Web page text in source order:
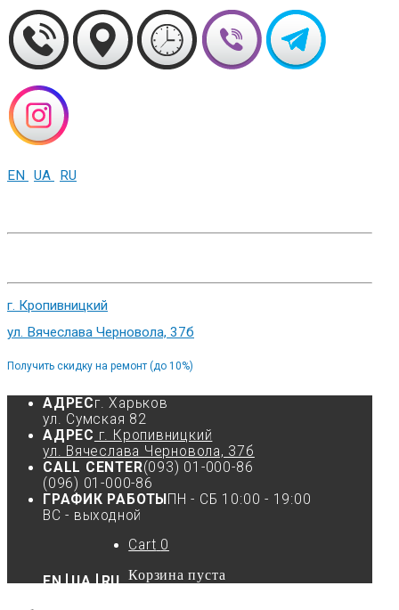
EN UA RU
г. Кропивницкий
ул. Вячеслава Черновола, 37б
Получить скидку на ремонт (до 10%)
АДРЕСг. Харьков
ул. Сумская 82
АДРЕС г. Кропивницкий
ул. Вячеслава Черновола, 37б
CALL CENTER(093) 01-000-86
(096) 01-000-86
ГРАФИК РАБОТЫ ПН - СБ 10:00 - 19:00
ВС - выходной
EN UA RU
Cart 0
Корзина пуста